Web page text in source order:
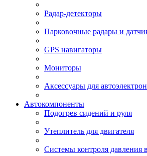
Радар-детекторы
Парковочные радары и
GPS навигаторы
Мониторы
Аксессуары для
Автокомпоненты
Подогрев сидений и руля
Утеплитель для двигателя
Системы контроля давления